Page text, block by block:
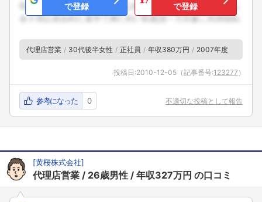
フォローしました
こちらの企業もフォローしませんか？
で登録
で登録
代理店営業 30代後半女性 正社員 年収380万円 2007年度
投稿日:2010-12-05 （記事番号:123277 ）
参考になった 0 不適切な投稿として報告
[黄桜株式会社]
代理店営業 26歳男性 年収327万円 の口コミ